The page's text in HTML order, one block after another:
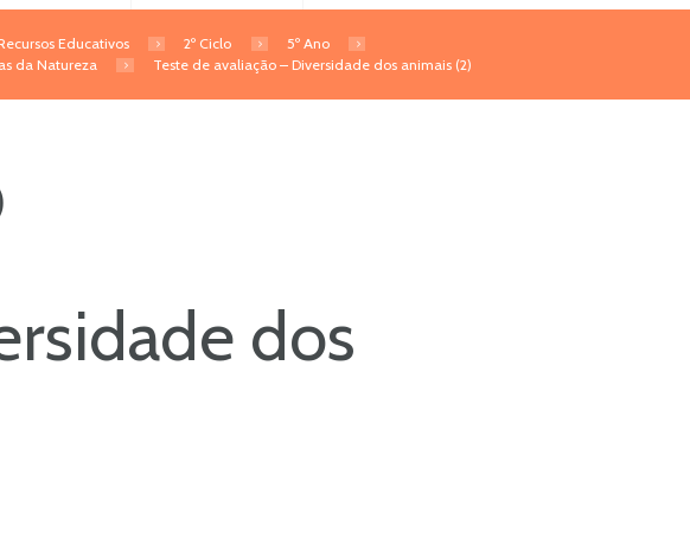
Educativos 2º Ciclo
5º Ano
da Natureza
Teste de avaliação – Diversidade dos animais (2)
dos